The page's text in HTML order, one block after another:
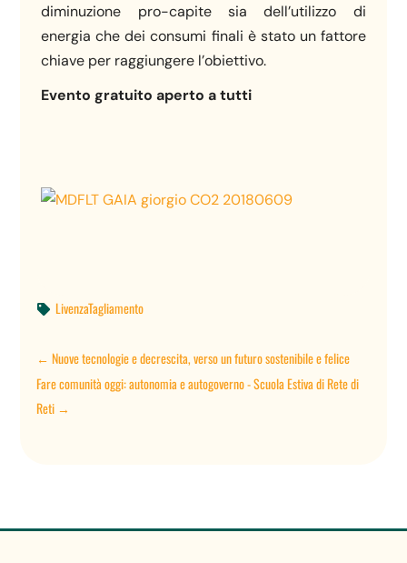
diminuzione pro-capite sia dell’utilizzo di
energia che dei consumi finali è stato un fattore
chiave per raggiungere l’obiettivo.
Evento gratuito aperto a tutti
 LivenzaTagliamento
←Nuove tecnologie e decrescita, verso un futuro sostenibile e felice
Fare comunità oggi: autonomia e autogoverno - Scuola Estiva di Rete di
Reti →